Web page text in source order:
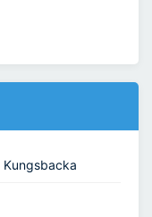
Kungsbacka